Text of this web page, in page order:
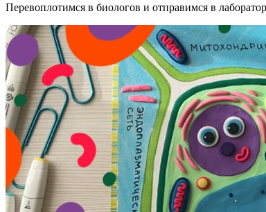
Перевоплотимся в биологов и отправимся в